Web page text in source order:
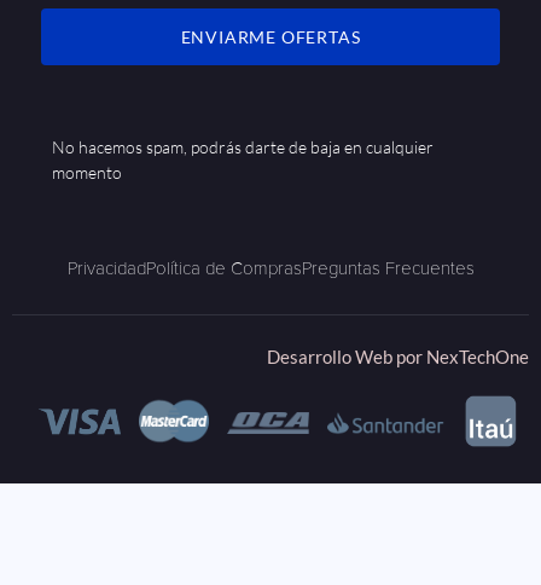
ENVIARME OFERTAS
No hacemos spam, podrás darte de baja en cualquier
momento
PrivacidadPolítica de ComprasPreguntas Frecuentes
Desarrollo Web por NexTechOne